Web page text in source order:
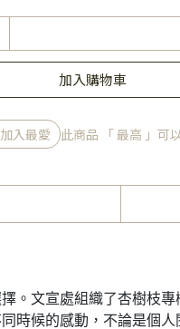
加入購物車
加入最愛 此商品 「 最高 」可
。文宣處組織了杏樹枝
時候的感動，不論是個